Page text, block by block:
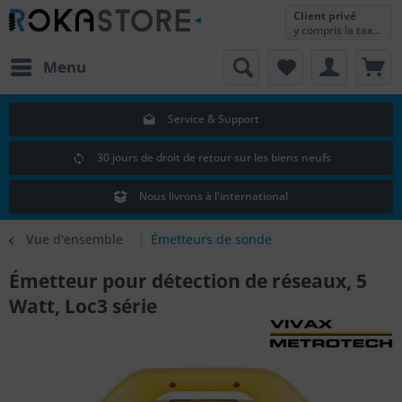
Menu
Client privé
y compris la taxe sur la valeur ajoutée
Service & Support
30 jours de droit de retour sur les biens neufs
Nous livrons à l'international
Vue d'ensemble Émetteurs de sonde
Émetteur pour détection de réseaux, 5
Watt, Loc3 série